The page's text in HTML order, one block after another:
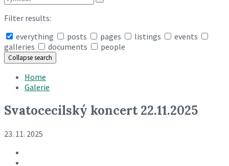
Filter results:
everything
posts pages listings
events
galleries
documents people
Collapse search
Home
Galerie
Svatocecilský koncert 22.11.2025
23. 11. 2025